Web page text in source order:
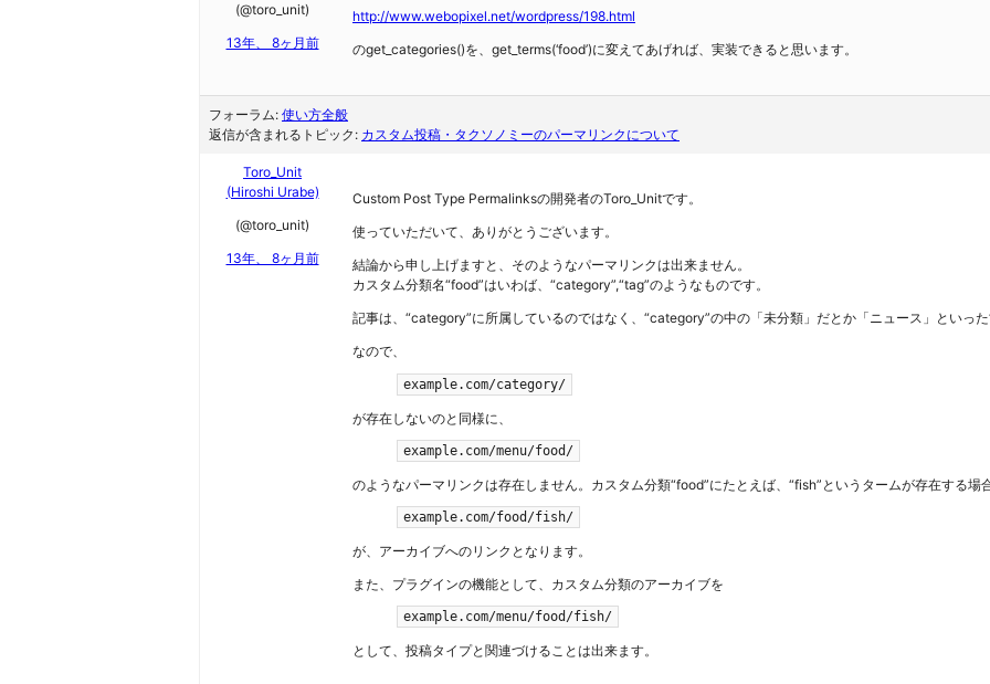
(@toro_unit)
13年、 8ヶ月前
http://www.webopixel.net/wordpress/198.html
のget_categories()を、get_terms(‘food’)に変えてあげれば、実装できると思います。
フォーラム: 使い方全般
返信が含まれるトピック: カスタム投稿・タクソノミーのパーマリンクについて
Toro_Unit
(Hiroshi Urabe)
(@toro_unit)
13年、 8ヶ月前
Custom Post Type Permalinksの開発者のToro_Unitです。
使っていただいて、ありがとうございます。
結論から申し上げますと、そのようなパーマリンクは出来ません。
カスタム分類名“food”はいわば、“category”,“tag”のようなものです。
記事は、“category”に所属しているのではなく、“category”の中の「未分類」だとか「ニュース」といっ
なので、
example.com/category/
が存在しないのと同様に、
example.com/menu/food/
のようなパーマリンクは存在しません。カスタム分類“food”にたとえば、“fish”というタームが存在する場
example.com/food/fish/
が、アーカイブへのリンクとなります。
また、プラグインの機能として、カスタム分類のアーカイブを
example.com/menu/food/fish/
として、投稿タイプと関連づけることは出来ます。